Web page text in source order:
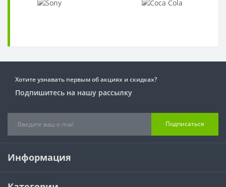
Хотите узнавать первым об акциях и скидках?
Подпишитесь на нашу рассылку
Подписаться
Информация